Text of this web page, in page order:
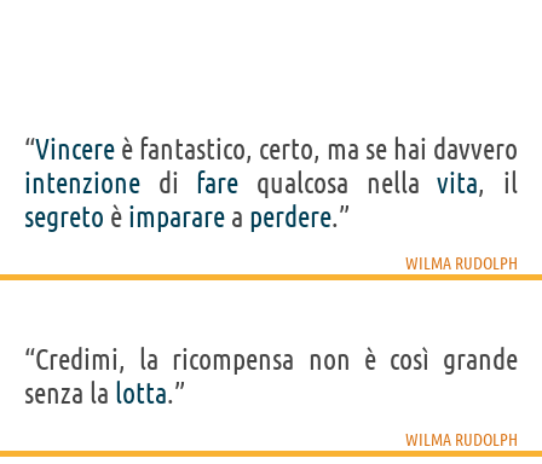
“Vincere è fantastico, certo, ma se hai davvero
intenzione di fare qualcosa nellavita, il
segreto è imparare a perdere.”
WILMA RUDOLPH
“Credimi, la ricompensa non è così grande
senza la lotta.”
WILMA RUDOLPH